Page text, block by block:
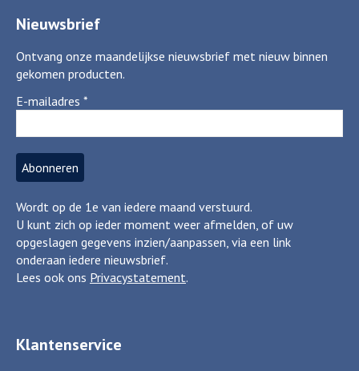
Nieuwsbrief
Ontvang onze maandelijkse nieuwsbrief met nieuw binnen
gekomen producten.
E-mailadres *
Wordt op de 1e van iedere maand verstuurd.
U kunt zich op ieder moment weer afmelden, of uw
opgeslagen gegevens inzien/aanpassen, via een link
onderaan iedere nieuwsbrief.
Lees ook ons Privacystatement.
Klantenservice